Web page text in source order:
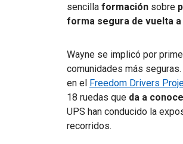
sencilla formación sobre
forma segura de vuelta
Wayne se implicó por
comunidades más
en el Freedom Drivers
18 ruedas que da a
UPS han conducido la
recorridos.